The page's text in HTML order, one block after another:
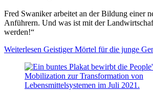
Fred Swaniker arbeitet an der Bildung einer
Anführern. Und was ist mit der
werden!“
Weiterlesen Geistiger Mörtel für die junge